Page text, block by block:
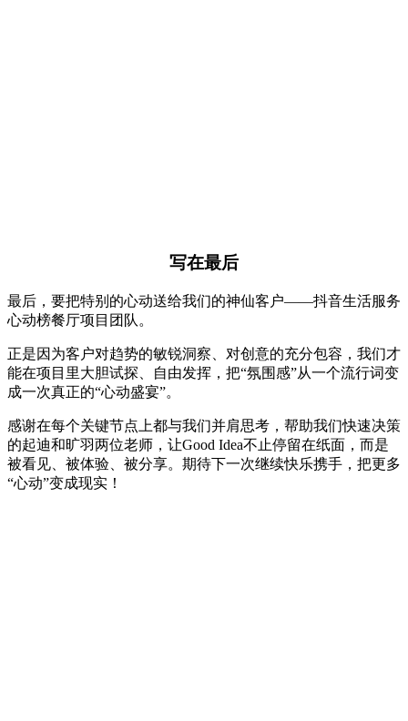
写在最后
最后，要把特别的心动送给我们的神仙客户——抖音生活服务
心动榜餐厅项目团队。
正是因为客户对趋势的敏锐洞察、对创意的充分包容，我们才
能在项目里大胆试探、自由发挥，把“氛围感”从一个流行词变
成一次真正的“心动盛宴”。
感谢在每个关键节点上都与我们并肩思考，帮助我们快速决策
的起迪和旷羽两位老师，让Good Idea不止停留在纸面，而是
被看见、被体验、被分享。期待下一次继续快乐携手，把更多
“心动”变成现实！